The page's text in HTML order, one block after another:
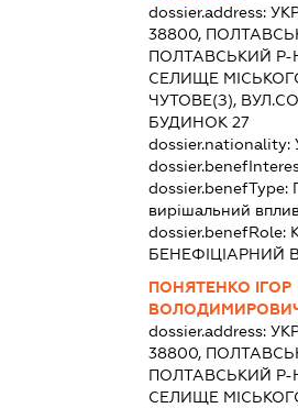
dossier.address:
38800,
ПОЛТАВСЬКИЙ Р-
СЕЛИЩЕ
ЧУТОВЕ(З),
БУДИНОК 27
dossier.nationality:
dossier.benefType:
вирішальний
dossier.benefRole:
БЕНЕФІЦІАРНИЙ
ПОНЯТЕНКО ІГОР
dossier.address:
38800,
ПОЛТАВСЬКИЙ Р-
СЕЛИЩЕ